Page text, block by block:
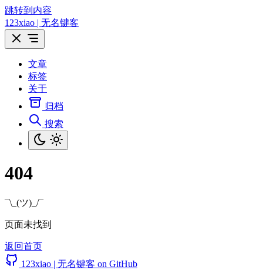
跳转到内容
123xiao | 无名键客
文章
标签
关于
归档
搜索
404
¯\_(ツ)_/¯
页面未找到
返回首页
123xiao | 无名键客 on GitHub